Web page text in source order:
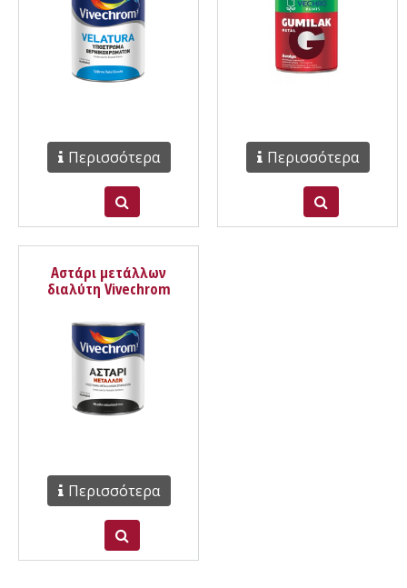
Περισσότερα Περισσότερα
Αστάρι μετάλλων
διαλύτη Vivechrom
Περισσότερα